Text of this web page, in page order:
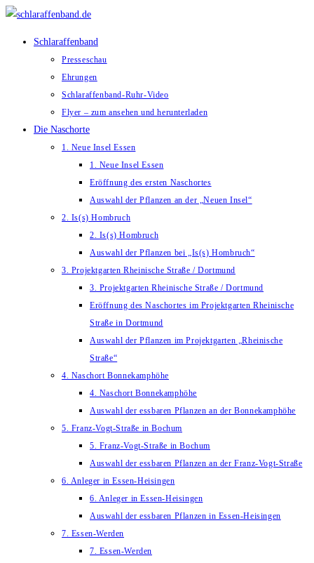
Zum
springen
Schlaraffenband
Presseschau
Ehrungen
Schlaraffenband-Ruhr-Video
Flyer – zum ansehen und herunterladen
Die Naschorte
1. Neue Insel Essen
1. Neue Insel Essen
Eröffnung des ersten Naschortes
Auswahl der Pflanzen an der „Neuen Insel“
2. Is(s) Hombruch
2. Is(s) Hombruch
Auswahl der Pflanzen bei „Is(s) Hombruch“
3. Projektgarten Rheinische Straße / Dortmund
3. Projektgarten Rheinische Straße / Dortmund
Eröffnung des Naschortes im Projektgarten Rheinische
Straße in Dortmund
Auswahl der Pflanzen im Projektgarten „Rheinische
Straße“
4. Naschort Bonnekamphöhe
4. Naschort Bonnekamphöhe
Auswahl der essbaren Pflanzen an der Bonnekamphöhe
5. Franz-Vogt-Straße in Bochum
5. Franz-Vogt-Straße in Bochum
Auswahl der essbaren Pflanzen an der Franz-Vogt-Straße
6. Anleger in Essen-Heisingen
6. Anleger in Essen-Heisingen
Auswahl der essbaren Pflanzen in Essen-Heisingen
7. Essen-Werden
7. Essen-Werden